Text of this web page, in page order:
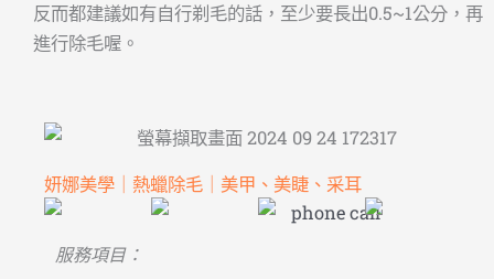
反而都建議如有自行剃毛的話，至少要長出0.5~1公分，再
進行除毛喔。
妍娜美學｜熱蠟除毛｜美甲、美睫、采耳
服務項目：